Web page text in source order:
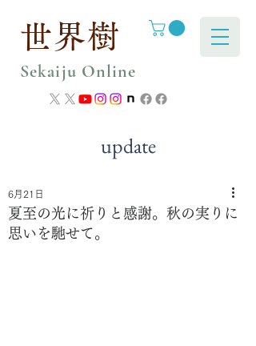
世界樹
Sekaiju Online
update
夏至の光に祈りと感謝。秋の実りに
思いを馳せて。
6月21日